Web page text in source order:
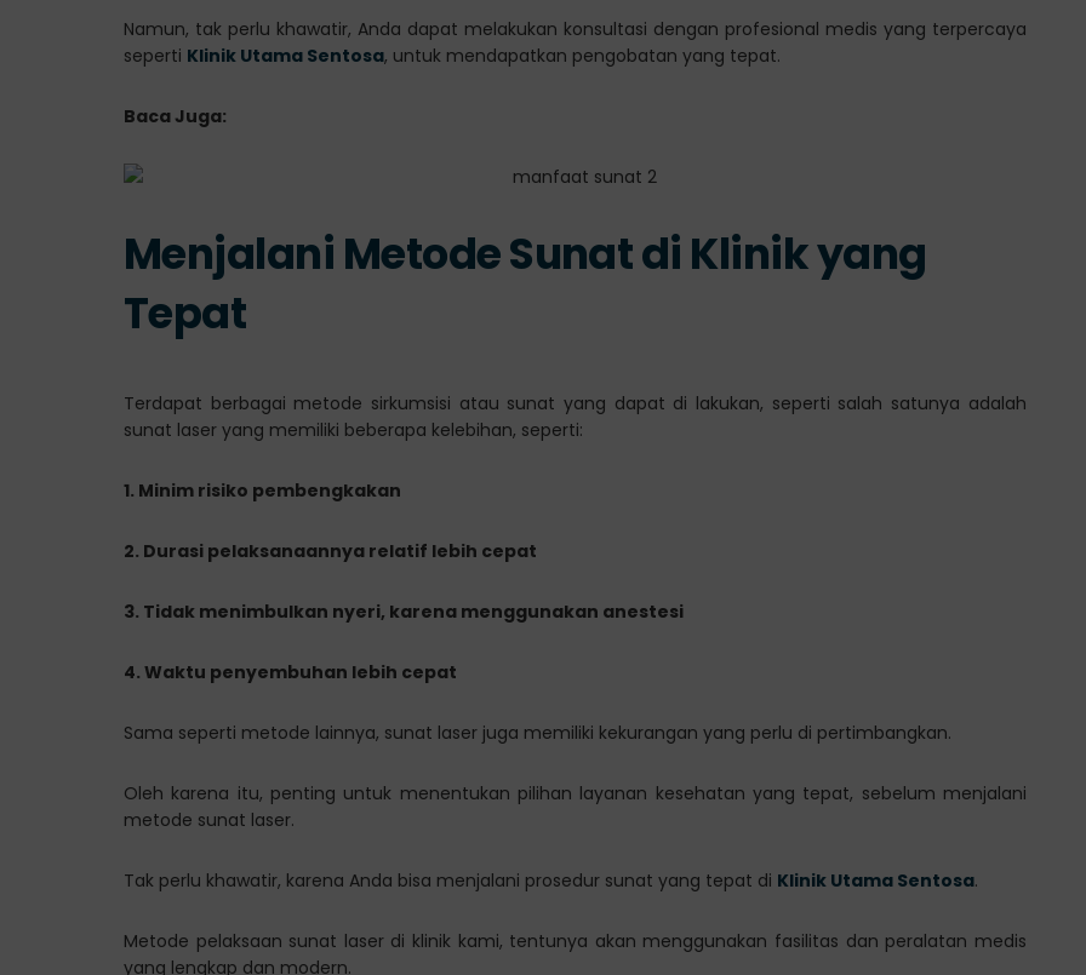
Namun, tak perlu khawatir, Anda dapat melakukan konsultasi dengan profesional medis yang terpercaya
seperti Klinik Utama Sentosa, untuk mendapatkan pengobatan yang tepat.
Baca Juga:
Menjalani Metode Sunat di Klinik yang
Tepat
Terdapat berbagai metode sirkumsisi atau sunat yang dapat di lakukan, seperti salah satunya adalah
sunat laser yang memiliki beberapa kelebihan, seperti:
1. Minim risiko pembengkakan
2. Durasi pelaksanaannya relatif lebih cepat
3. Tidak menimbulkan nyeri, karena menggunakan anestesi
4. Waktu penyembuhan lebih cepat
Sama seperti metode lainnya, sunat laser juga memiliki kekurangan yang perlu di pertimbangkan.
Oleh karena itu, penting untuk menentukan pilihan layanan kesehatan yang tepat, sebelum menjalani
metode sunat laser.
Tak perlu khawatir, karena Anda bisa menjalani prosedur sunat yang tepat di Klinik Utama Sentosa.
Metode pelaksaan sunat laser di klinik kami, tentunya akan menggunakan fasilitas dan peralatan medis
yang lengkap dan modern.